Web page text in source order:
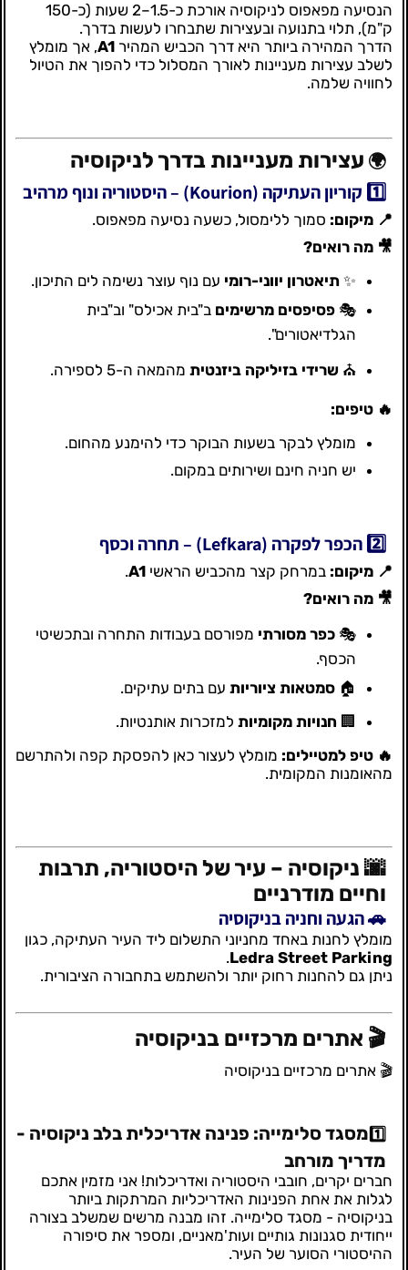
הנסיעה מפאפוס לניקוסיה אורכת כ-1.5–2 שעות (כ-150
ק"מ), תלוי בתנועה ובעצירות שתבחרו לעשות בדרך.
הדרך המהירה ביותר היא דרך הכביש המהיר A1, אך מומלץ
לשלב עצירות מעניינות לאורך המסלול כדי להפוך את הטיול
לחוויה שלמה.
🌍 עצירות מעניינות בדרך לניקוסיה
1️⃣ קוריון העתיקה (Kourion) – היסטוריה ונוף מרהיב
📍 מיקום: סמוך ללימסול, כשעה נסיעה מפאפוס.
🎥 מה רואים?
✨ תיאטרון יווני-רומי עם נוף עוצר נשימה לים התיכון.
🎭 פסיפסים מרשימים ב"בית אכילס" וב"בית
הגלדיאטורים".
⛪ שרידי בזיליקה ביזנטית מהמאה ה-5 לספירה.
🔥 טיפים:
מומלץ לבקר בשעות הבוקר כדי להימנע מהחום.
יש חניה חינם ושירותים במקום.
2️⃣ הכפר לפקרה (Lefkara) – תחרה וכסף
📍 מיקום: במרחק קצר מהכביש הראשי A1
.
🎥 מה רואים?
🎭 כפר מסורתי מפורסם בעבודות התחרה ובתכשיטי
הכסף.
🏠 סמטאות ציוריות עם בתים עתיקים.
🏢 חנויות מקומיות למזכרות אותנטיות.
🔥 טיפ למטיילים: מומלץ לעצור כאן להפסקת קפה ולהתרשם
מהאומנות המקומית.
🌆 ניקוסיה – עיר של היסטוריה, תרבות
וחיים מודרניים
🚗 הגעה וחניה בניקוסיה
מומלץ לחנות באחד מחניוני התשלום ליד העיר העתיקה, כגון
Ledra Street Parking
.
ניתן גם להחנות רחוק יותר ולהשתמש בתחבורה הציבורית.
🎬 אתרים מרכזיים בניקוסיה
🎬 אתרים מרכזיים בניקוסיה
1️⃣ מסגד סלימייה: פנינה אדריכלית בלב ניקוסיה -
מדריך מורחב
חברים יקרים, חובבי היסטוריה ואדריכלות! אני מזמין אתכם
לגלות את אחת הפנינות האדריכליות המרתקות ביותר
בניקוסיה - מסגד סלימייה. זהו מבנה מרשים שמשלב בצורה
ייחודית סגנונות גותיים ועות'מאניים, ומספר את סיפורה
ההיסטורי הסוער של העיר.